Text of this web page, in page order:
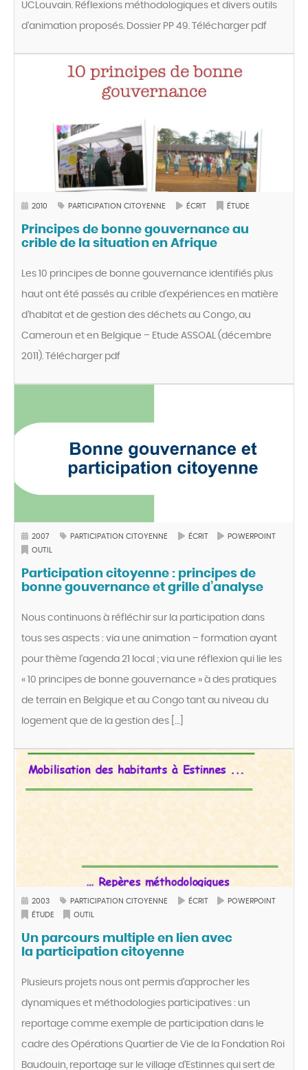
UCLouvain. Réflexions méthodologiques et divers outils
d’animation proposés. Dossier PP 49. Télécharger pdf
2010 PARTICIPATION CITOYENNE ÉCRIT ÉTUDE
Principes de bonne gouvernance au
crible de la situation en Afrique
Les 10 principes de bonne gouvernance identifiés plus
haut ont été passés au crible d’expériences en matière
d’habitat et de gestion des déchets au Congo, au
Cameroun et en Belgique – Etude ASSOAL (décembre
2011). Télécharger pdf
2007 PARTICIPATION CITOYENNE ÉCRIT
POWERPOINT
OUTIL
Participation citoyenne : principes de
bonne gouvernance et grille d’analyse
Nous continuons à réfléchir sur la participation dans
tous ses aspects : via une animation – formation ayant
pour thème l’agenda 21 local ; via une réflexion qui lie les
« 10 principes de bonne gouvernance » à des pratiques
de terrain en Belgique et au Congo tant au niveau du
logement que de la gestion des […]
2003 PARTICIPATION CITOYENNE ÉCRIT
POWERPOINT
ÉTUDE
OUTIL
Un parcours multiple en lien avec
la participation citoyenne
Plusieurs projets nous ont permis d’approcher les
dynamiques et méthodologies participatives : un
reportage comme exemple de participation dans le
cadre des Opérations Quartier de Vie de la Fondation Roi
Baudouin, reportage sur le village d’Estinnes qui sert de